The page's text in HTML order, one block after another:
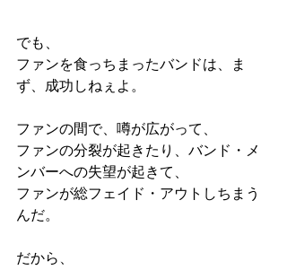
でも、
ファンを食っちまったバンドは、ま
ず、成功しねぇよ。
ファンの間で、噂が広がって、
ファンの分裂が起きたり、バンド・メ
ンバーへの失望が起きて、
ファンが総フェイド・アウトしちまう
んだ。
だから、